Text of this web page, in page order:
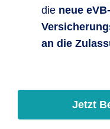
die neue
an die
Jetzt